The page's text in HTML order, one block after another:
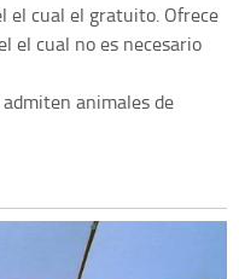
el cual el gratuito. Ofrece
el cual no es necesario
animales de